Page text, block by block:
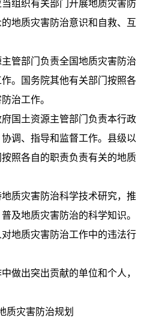
织有关部门开展地质灾害防
地质灾害防治意识和自救、互
管部门负责全国地质灾害防治
。国务院其他有关部门按照各
治工作。
土资源主管部门负责本行政
调、指导和监督工作。县级以
照各自的职责负责有关的地质
质灾害防治科学技术研究，推
及地质灾害防治的科学知识。
地质灾害防治工作中的违法行
出突出贡献的单位和个人，
灾害防治规划